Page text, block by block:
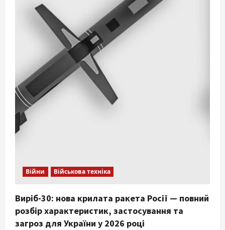
Війни Військова техніка
Виріб-30: нова крилата ракета Росії — повний
розбір характеристик, застосування та
загроз для України у 2026 році